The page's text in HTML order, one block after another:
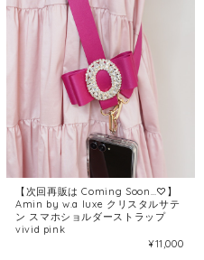
【次回再販は Coming Soon…♡】
Amin by w.a luxe クリスタルサテ
ン スマホショルダーストラップ
vivid pink
¥11,000